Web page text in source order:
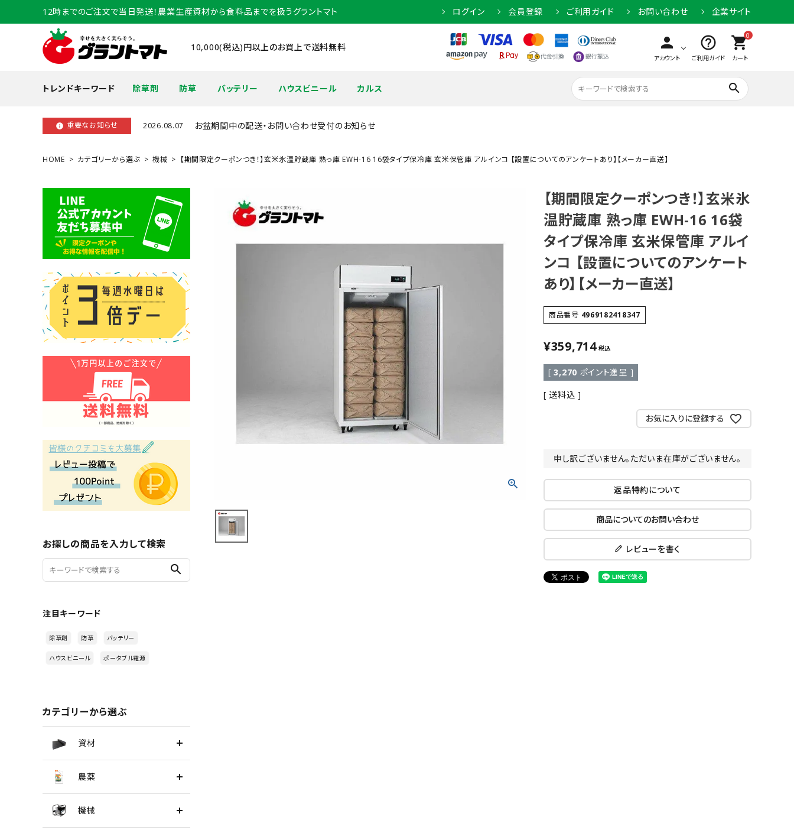
12時までのご注文で当日発送！農業生産資材から食料品までを扱うグラントマト ログイン 会員登録 ご利用ガイド お問い合わせ 企業サイト
10,000(税込)円以上のお買上で送料無料 person
アカウント
help_outline
ご利用ガイド
0
shopping_cart
カート
トレンドキーワード 除草剤 防草 バッテリー ハウスビニール カルス search
info 重要なお知らせ 2026.08.07 お盆期間中の配送・お問い合わせ受付のお知らせ
HOME カテゴリーから選ぶ 機械 【期間限定クーポンつき！】玄米氷温貯蔵庫 熟っ庫 EWH-16 16袋タイプ保冷庫 玄米保管庫 アルインコ 【設置についてのアンケートあり】【メーカー直送】
お探しの商品を入力して検索
search
注目キーワード
除草剤 防草 バッテリー
ハウスビニール ポータブル電源
カテゴリーから選ぶ
資材
農薬
機械
【期間限定クーポンつき！】玄米氷
温貯蔵庫 熟っ庫 EWH-16 16袋
タイプ保冷庫 玄米保管庫 アルイ
ンコ 【設置についてのアンケート
あり】【メーカー直送】
商品番号 4969182418347
¥359,714 税込
[ 3,270 ポイント進呈 ]
送料込
お気に入りに登録する
申し訳ございません。ただいま在庫がございません。
返品特約について
商品についてのお問い合わせ
レビューを書く